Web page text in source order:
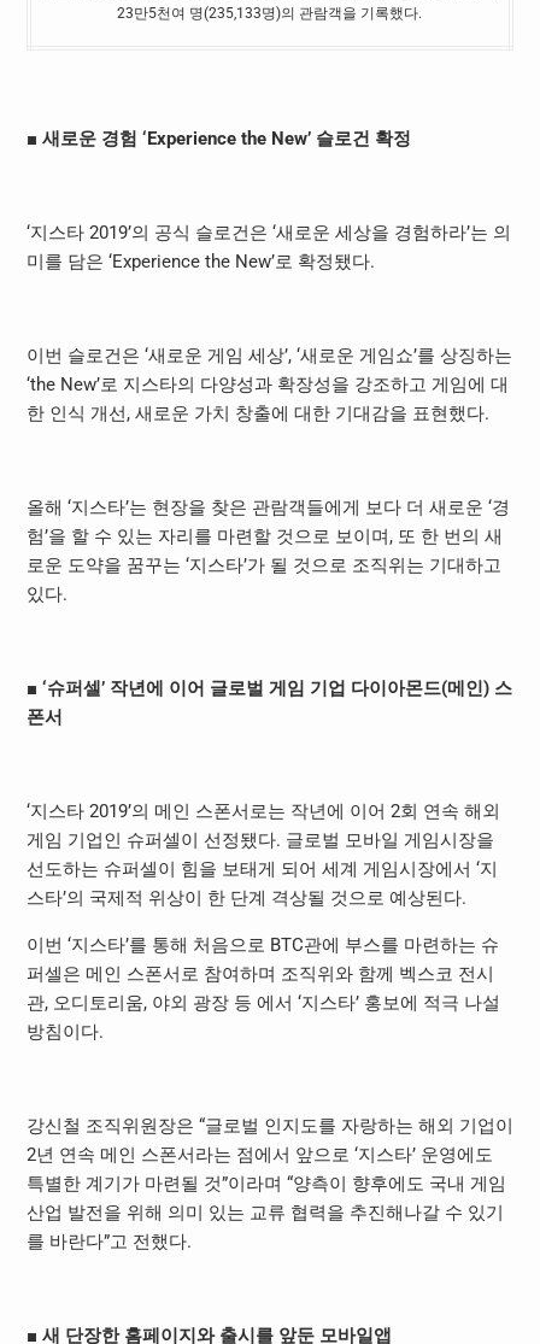
23만5천여 명(235,133명)의 관람객을 기록했다.
■ 새로운 경험 ‘Experience the New’ 슬로건 확정
‘지스타 2019’의 공식 슬로건은 ‘새로운 세상을 경험하라’는 의
미를 담은 ‘Experience the New’로 확정됐다.
이번 슬로건은 ‘새로운 게임 세상’, ‘새로운 게임쇼’를 상징하는
‘the New’로 지스타의 다양성과 확장성을 강조하고 게임에 대
한 인식 개선, 새로운 가치 창출에 대한 기대감을 표현했다.
올해 ‘지스타’는 현장을 찾은 관람객들에게 보다 더 새로운 ‘경
험’을 할 수 있는 자리를 마련할 것으로 보이며, 또 한 번의 새
로운 도약을 꿈꾸는 ‘지스타’가 될 것으로 조직위는 기대하고
있다.
■ ‘슈퍼셀’ 작년에 이어 글로벌 게임 기업 다이아몬드(메인) 스
폰서
‘지스타 2019’의 메인 스폰서로는 작년에 이어 2회 연속 해외
게임 기업인 슈퍼셀이 선정됐다. 글로벌 모바일 게임시장을
선도하는 슈퍼셀이 힘을 보태게 되어 세계 게임시장에서 ‘지
스타’의 국제적 위상이 한 단계 격상될 것으로 예상된다.
이번 ‘지스타’를 통해 처음으로 BTC관에 부스를 마련하는 슈
퍼셀은 메인 스폰서로 참여하며 조직위와 함께 벡스코 전시
관, 오디토리움, 야외 광장 등 에서 ‘지스타’ 홍보에 적극 나설
방침이다.
강신철 조직위원장은 “글로벌 인지도를 자랑하는 해외 기업이
2년 연속 메인 스폰서라는 점에서 앞으로 ‘지스타’ 운영에도
특별한 계기가 마련될 것”이라며 “양측이 향후에도 국내 게임
산업 발전을 위해 의미 있는 교류 협력을 추진해나갈 수 있기
를 바란다”고 전했다.
■ 새 단장한 홈페이지와 출시를 앞둔 모바일앱